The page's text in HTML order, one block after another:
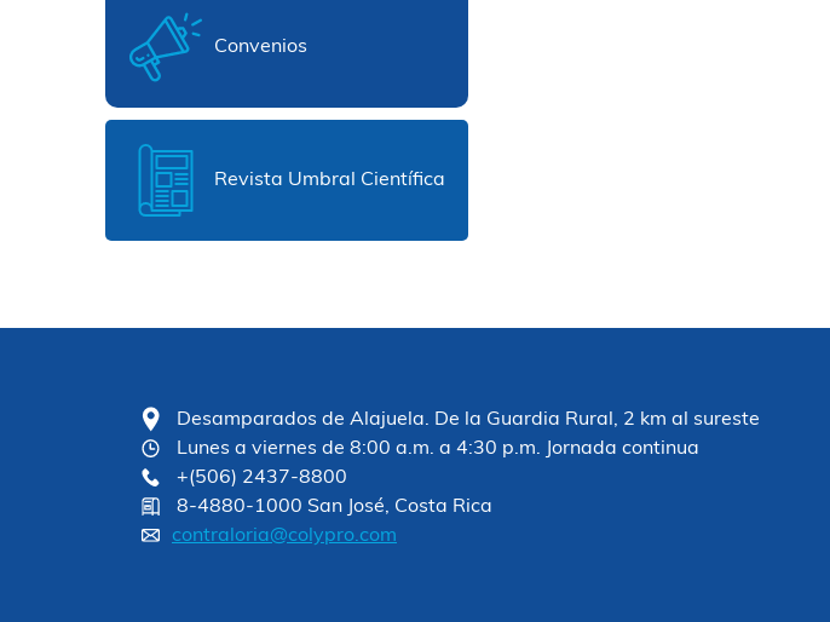
Convenios
Revista Umbral Científica
Desamparados de Alajuela. De la Guardia Rural, 2 km al sureste
Lunes a viernes de 8:00 a.m. a 4:30 p.m. Jornada continua
+(506) 2437-8800
8-4880-1000 San José, Costa Rica
contraloria@colypro.com